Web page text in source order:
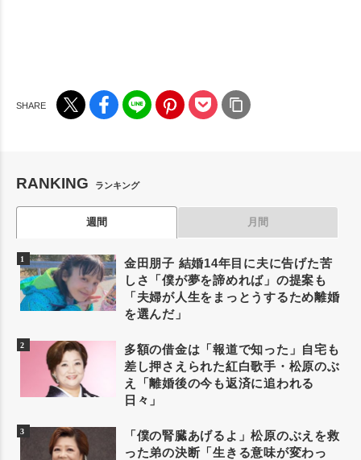
RANKING ランキング
週間 月間
金田朋子 結婚14年目に夫に告げた苦
しさ「僕が夢を諦めれば」の提案も
「夫婦が人生をまっとうするため離婚
を選んだ」
多額の借金は「報道で知った」自宅も
差し押さえられた紅白歌手・松原のぶ
え「離婚後の今も返済に追われる
日々」
「僕の腎臓あげるよ」松原のぶえを救
った弟の決断「生きる意味が変わっ